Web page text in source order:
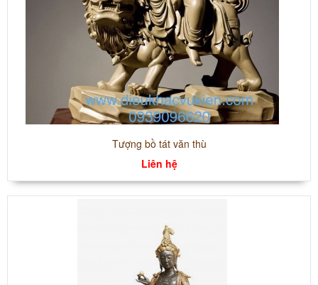
Tượng bồ tát văn thù
Liên hệ